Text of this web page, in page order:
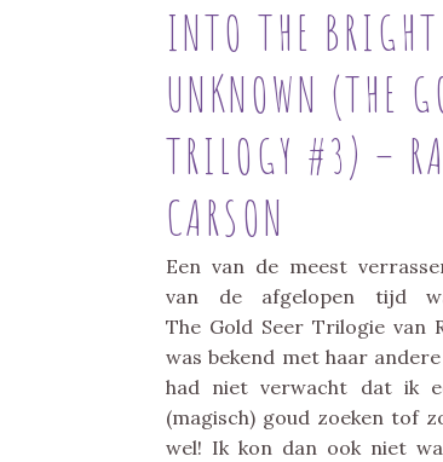
INTO THE BRIGHT
UNKNOWN (THE
TRILOGY #3) –
CARSON
Een van de meest
van de afgelopen tijd
The Gold Seer Trilogie van
was bekend met haar
had niet verwacht dat ik
(magisch) goud zoeken tof
wel! Ik kon dan ook niet